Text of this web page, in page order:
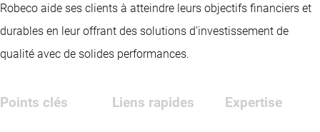
Robeco aide ses clients à atteindre leurs objectifs financiers et
durables en leur offrant des solutions d’investissement de
qualité avec de solides performances.
Points clés Liens rapides Expertise